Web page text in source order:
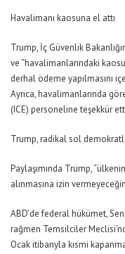
Havalimanı kaosuna el attı
Trump, İç Güvenlik
ve “havalimanlarındaki
derhal ödeme yapılmasını
Ayrıca, havalimanlarında
(ICE) personeline teşekkür
Trump, radikal sol
Paylaşımında Trump,
alınmasına izin
ABD’de federal hükümet,
rağmen Temsilciler
Ocak itibarıyla kısmi